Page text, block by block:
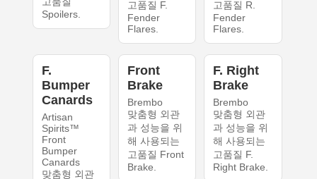
Spoilers.
고품질 F.
Fender
Flares.
고품질 R.
Fender
Flares.
F.
Bumper
Canards
Artisan
Spirits™
Front
Bumper
Canards
맞춤형 외관
Front
Brake
Brembo
맞춤형 외관
과 성능을 위
해 사용되는
고품질 Front
Brake.
F. Right
Brake
Brembo
맞춤형 외관
과 성능을 위
해 사용되는
고품질 F.
Right Brake.